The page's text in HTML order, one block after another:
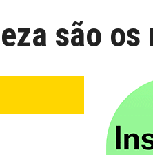
são os